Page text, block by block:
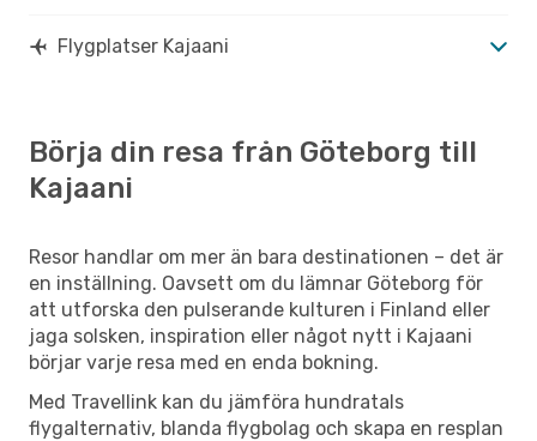
Flygplatser Kajaani
Börja din resa från Göteborg till
Kajaani
Resor handlar om mer än bara destinationen – det är
en inställning. Oavsett om du lämnar Göteborg för
att utforska den pulserande kulturen i Finland eller
jaga solsken, inspiration eller något nytt i Kajaani
börjar varje resa med en enda bokning.
Med Travellink kan du jämföra hundratals
flygalternativ, blanda flygbolag och skapa en resplan